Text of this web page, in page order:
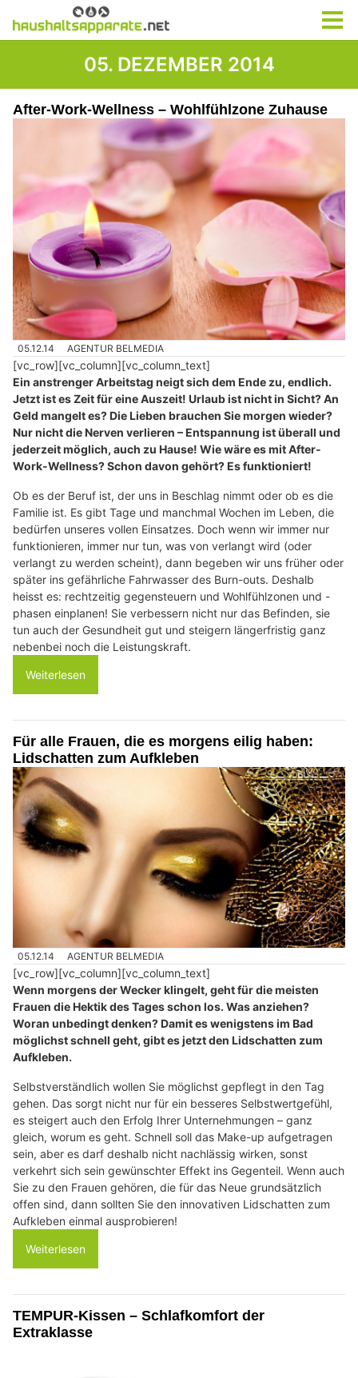
05. DEZEMBER 2014
After-Work-Wellness – Wohlfühlzone Zuhause
05.12.14 AGENTUR BELMEDIA
[vc_row][vc_column][vc_column_text]
Ein anstrenger Arbeitstag neigt sich dem Ende zu, endlich.
Jetzt ist es Zeit für eine Auszeit! Urlaub ist nicht in Sicht? An
Geld mangelt es? Die Lieben brauchen Sie morgen wieder?
Nur nicht die Nerven verlieren – Entspannung ist überall und
jederzeit möglich, auch zu Hause! Wie wäre es mit After-
Work-Wellness? Schon davon gehört? Es funktioniert!
Ob es der Beruf ist, der uns in Beschlag nimmt oder ob es die
Familie ist. Es gibt Tage und manchmal Wochen im Leben, die
bedürfen unseres vollen Einsatzes. Doch wenn wir immer nur
funktionieren, immer nur tun, was von verlangt wird (oder
verlangt zu werden scheint), dann begeben wir uns früher oder
später ins gefährliche Fahrwasser des Burn-outs. Deshalb
heisst es: rechtzeitig gegensteuern und Wohlfühlzonen und -
phasen einplanen! Sie verbessern nicht nur das Befinden, sie
tun auch der Gesundheit gut und steigern längerfristig ganz
nebenbei noch die Leistungskraft.
Weiterlesen
Für alle Frauen, die es morgens eilig haben:
Lidschatten zum Aufkleben
05.12.14 AGENTUR BELMEDIA
[vc_row][vc_column][vc_column_text]
Wenn morgens der Wecker klingelt, geht für die meisten
Frauen die Hektik des Tages schon los. Was anziehen?
Woran unbedingt denken? Damit es wenigstens im Bad
möglichst schnell geht, gibt es jetzt den Lidschatten zum
Aufkleben.
Selbstverständlich wollen Sie möglichst gepflegt in den Tag
gehen. Das sorgt nicht nur für ein besseres Selbstwertgefühl,
es steigert auch den Erfolg Ihrer Unternehmungen – ganz
gleich, worum es geht. Schnell soll das Make-up aufgetragen
sein, aber es darf deshalb nicht nachlässig wirken, sonst
verkehrt sich sein gewünschter Effekt ins Gegenteil. Wenn auch
Sie zu den Frauen gehören, die für das Neue grundsätzlich
offen sind, dann sollten Sie den innovativen Lidschatten zum
Aufkleben einmal ausprobieren!
Weiterlesen
TEMPUR-Kissen – Schlafkomfort der
Extraklasse